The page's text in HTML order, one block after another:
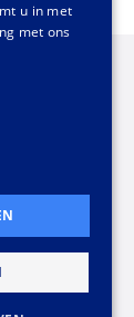
u in met
met ons